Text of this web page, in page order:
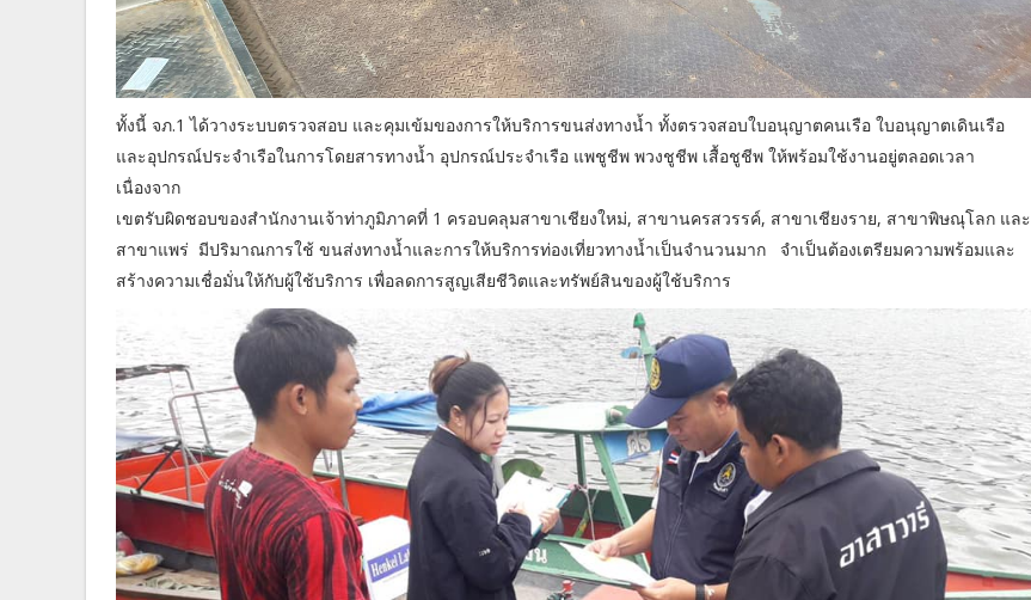
ทั้งนี้ จภ.1 ได้วางระบบตรวจสอบ และคุมเข้มของการให้บริการขนส่งทางน้ำ ทั้งตรวจสอบใบอนุญาตคนเรือ ใบอนุญาตเดินเรือ
และอุปกรณ์ประจำเรือในการโดยสารทางน้ำ อุปกรณ์ประจำเรือ แพชูชีพ พวงชูชีพ เสื้อชูชีพ ให้พร้อมใช้งานอยู่ตลอดเวลา
เนื่องจาก
เขตรับผิดชอบของสำนักงานเจ้าท่าภูมิภาคที่ 1 ครอบคลุมสาขาเชียงใหม่, สาขานครสวรรค์, สาขาเชียงราย, สาขาพิษณุโลก และ
สาขาแพร่ มีปริมาณการใช้ ขนส่งทางน้ำและการให้บริการท่องเที่ยวทางน้ำเป็นจำนวนมาก จำเป็นต้องเตรียมความพร้อมและ
สร้างความเชื่อมั่นให้กับผู้ใช้บริการ เพื่อลดการสูญเสียชีวิตและทรัพย์สินของผู้ใช้บริการ